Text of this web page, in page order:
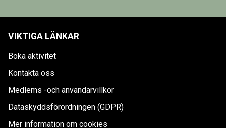
VIKTIGA LÄNKAR
Boka aktivitet
Kontakta oss
Medlems -och användarvillkor
Dataskyddsförordningen (GDPR)
Mer information om cookies